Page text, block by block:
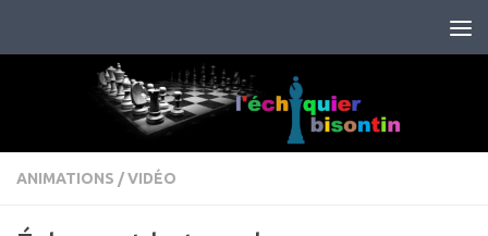
ANIMATIONS /VIDÉO